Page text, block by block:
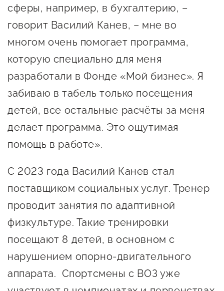
сферы, например, в бухгалтерию, –
говорит Василий Канев, – мне во
многом очень помогает программа,
которую специально для меня
разработали в Фонде «Мой бизнес». Я
забиваю в табель только посещения
детей, все остальные расчёты за меня
делает программа. Это ощутимая
помощь в работе».
С 2023 года Василий Канев стал
поставщиком социальных услуг. Тренер
проводит занятия по адаптивной
физкультуре. Такие тренировки
посещают 8 детей, в основном с
нарушением опорно-двигательного
аппарата. Спортсмены с ВОЗ уже